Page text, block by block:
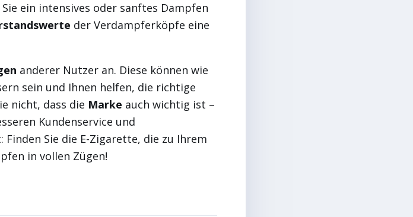
ein intensives oder sanftes Dampfen
der Verdampferköpfe eine
anderer Nutzer an. Diese können wie
sein und Ihnen helfen, die richtige
nicht, dass die Marke auch wichtig ist –
Kundenservice und
Sie die E-Zigarette, die zu Ihrem
in vollen Zügen!